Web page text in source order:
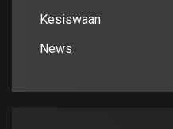
Kesiswaan
News